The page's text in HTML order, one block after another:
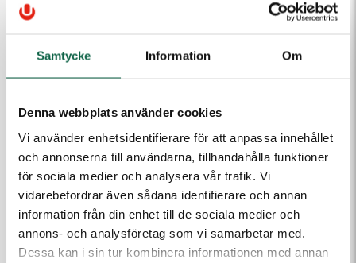
Samtycke Information Om
Denna webbplats använder cookies
Vi använder enhetsidentifierare för att anpassa innehållet
och annonserna till användarna, tillhandahålla funktioner
för sociala medier och analysera vår trafik. Vi
vidarebefordrar även sådana identifierare och annan
information från din enhet till de sociala medier och
annons- och analysföretag som vi samarbetar med.
Dessa kan i sin tur kombinera informationen med annan
Produkten är en beställningsvara. Ange dina uppgifter
E-post
Telefon
Meddelande till kundtjänst